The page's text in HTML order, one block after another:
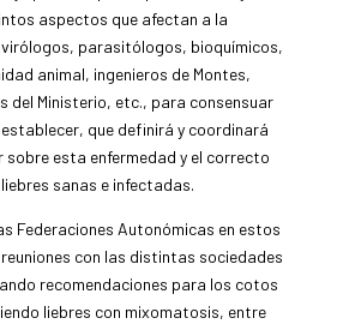
aspectos que afectan a la
parasitólogos, bioquímicos,
animal, ingenieros de Montes,
del Ministerio, etc., para consensuar
que definirá y coordinará
sobre esta enfermedad y el correcto
sanas e infectadas.
Federaciones Autonómicas en estos
con las distintas sociedades
recomendaciones para los cotos
liebres con mixomatosis, entre